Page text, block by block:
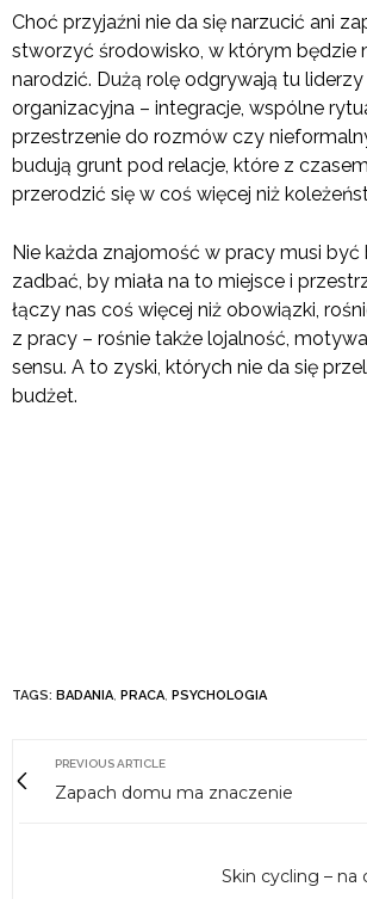
Choć przyjaźni nie da się narzucić ani
stworzyć środowisko, w którym będzie
narodzić. Dużą rolę odgrywają tu liderzy
organizacyjna – integracje, wspólne
przestrzenie do rozmów czy
budują grunt pod relacje, które z
przerodzić się w coś więcej niż
Nie każda znajomość w pracy musi być
zadbać, by miała na to miejsce i
łączy nas coś więcej niż obowiązki,
z pracy – rośnie także lojalność,
sensu. A to zyski, których nie da się
budżet.
TAGS: BADANIA, PRACA, PSYCHOLOGIA
PREVIOUS ARTICLE
Zapach domu ma znaczenie
Skin cycling – na